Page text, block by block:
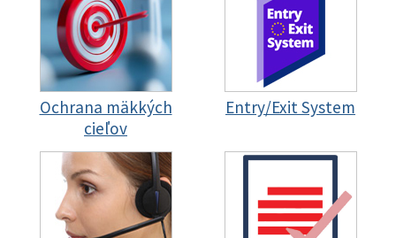
Ochrana mäkkých
cieľov
Entry/Exit System